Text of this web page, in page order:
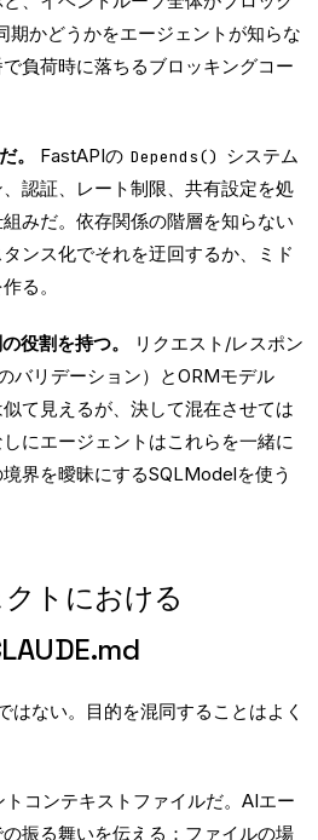
期かどうかをエージェントが知らな
負荷時に落ちるブロッキングコー
。 FastAPIの Depends() システム
認証、レート制限、共有設定を処
みだ。依存関係の階層を知らない
ンス化でそれを迂回するか、ミド
る。
役割を持つ。
リクエスト/レスポン
バリデーション）とORMモデル
似て見えるが、決して混在させては
にエージェントはこれらを一緒に
界を曖昧にするSQLModelを使う
トにおける
はない。目的を混同することはよく
トコンテキストファイルだ。AIエー
振る舞いを伝える：ファイルの場